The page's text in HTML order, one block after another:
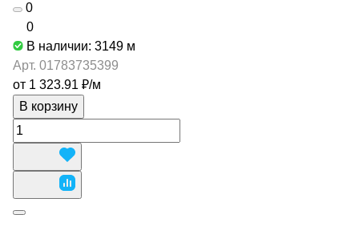
0
0
В наличии: 3149 м
Арт. 01783735399
от 1 323.91 ₽/м
В корзину